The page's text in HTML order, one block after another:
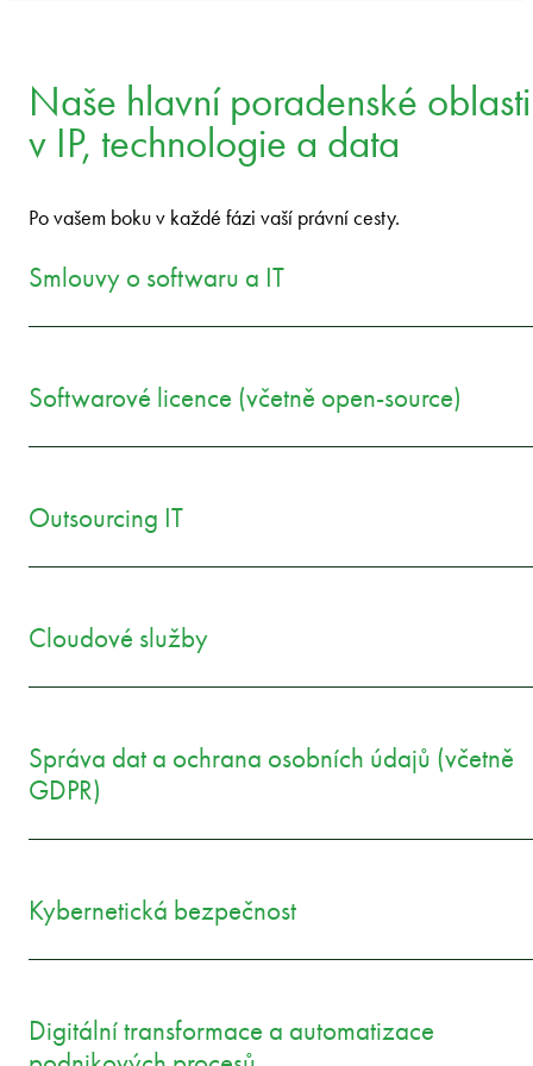
Naše hlavní poradenské oblasti
v IP, technologie a data
Po vašem boku v každé fázi vaší právní cesty.
Smlouvy o softwaru a IT
Softwarové licence (včetně open-source)
Outsourcing IT
Cloudové služby
Správa dat a ochrana osobních údajů (včetně
GDPR)
Kybernetická bezpečnost
Digitální transformace a automatizace